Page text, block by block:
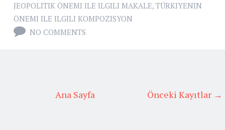
JEOPOLITIK ÖNEMI ILE ILGILI MAKALE, TÜRKIYENIN
ÖNEMI ILE ILGILI KOMPOZISYON
NO COMMENTS
Önceki Kayıtlar →
Ana Sayfa